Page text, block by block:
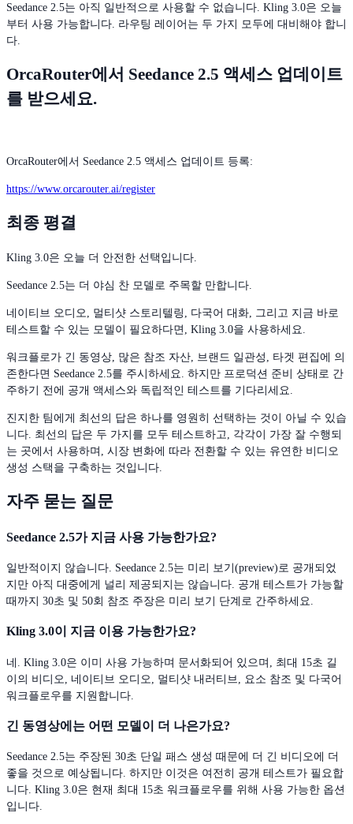
Seedance 2.5는 아직 일반적으로 사용할 수 없습니다. Kling 3.0은 오늘
부터 사용 가능합니다. 라우팅 레이어는 두 가지 모두에 대비해야 합니
다.
OrcaRouter에서 Seedance 2.5 액세스 업데이트
를 받으세요.
OrcaRouter에서 Seedance 2.5 액세스 업데이트 등록:
https://www.orcarouter.ai/register
최종 평결
Kling 3.0은 오늘 더 안전한 선택입니다.
Seedance 2.5는 더 야심 찬 모델로 주목할 만합니다.
네이티브 오디오, 멀티샷 스토리텔링, 다국어 대화, 그리고 지금 바로
테스트할 수 있는 모델이 필요하다면, Kling 3.0을 사용하세요.
워크플로가 긴 동영상, 많은 참조 자산, 브랜드 일관성, 타겟 편집에 의
존한다면 Seedance 2.5를 주시하세요. 하지만 프로덕션 준비 상태로 간
주하기 전에 공개 액세스와 독립적인 테스트를 기다리세요.
진지한 팀에게 최선의 답은 하나를 영원히 선택하는 것이 아닐 수 있습
니다. 최선의 답은 두 가지를 모두 테스트하고, 각각이 가장 잘 수행되
는 곳에서 사용하며, 시장 변화에 따라 전환할 수 있는 유연한 비디오
생성 스택을 구축하는 것입니다.
자주 묻는 질문
Seedance 2.5가 지금 사용 가능한가요?
일반적이지 않습니다. Seedance 2.5는 미리 보기(preview)로 공개되었
지만 아직 대중에게 널리 제공되지는 않습니다. 공개 테스트가 가능할
때까지 30초 및 50회 참조 주장은 미리 보기 단계로 간주하세요.
Kling 3.0이 지금 이용 가능한가요?
네. Kling 3.0은 이미 사용 가능하며 문서화되어 있으며, 최대 15초 길
이의 비디오, 네이티브 오디오, 멀티샷 내러티브, 요소 참조 및 다국어
워크플로우를 지원합니다.
긴 동영상에는 어떤 모델이 더 나은가요?
Seedance 2.5는 주장된 30초 단일 패스 생성 때문에 더 긴 비디오에 더
좋을 것으로 예상됩니다. 하지만 이것은 여전히 공개 테스트가 필요합
니다. Kling 3.0은 현재 최대 15초 워크플로우를 위해 사용 가능한 옵션
입니다.